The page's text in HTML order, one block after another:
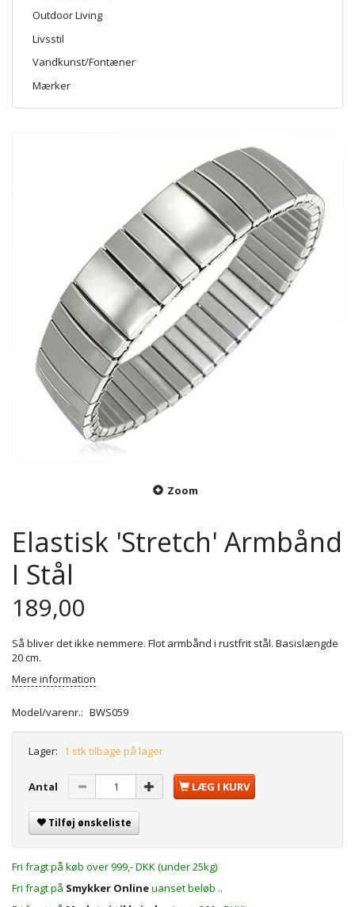
Outdoor Living
Livsstil
Vandkunst/Fontæner
Mærker
Zoom
Elastisk 'Stretch' Armbånd
I Stål
189,00
Så bliver det ikke nemmere. Flot armbånd i rustfrit stål. Basislængde
20 cm.
Mere information
Model/varenr.: BWS059
Lager: 1 stk tilbage på lager
Antal LÆG I KURV
Tilføj ønskeliste
Fri fragt på køb over 999,- DKK (under 25kg)
Fri fragt på Smykker Onlineuanset beløb ..